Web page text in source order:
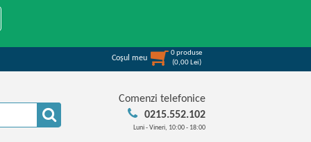
Coşul meu
0produse
(0,00 Lei)
Comenzi telefonice
0215.552.102
Luni - Vineri, 10:00 - 18:00